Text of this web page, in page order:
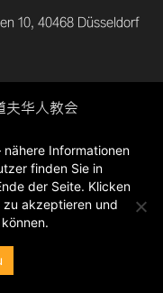
10, 40468 Düsseldorf
夫华人教会
nähere Informationen
finden Sie in
der Seite. Klicken
zu akzeptieren und